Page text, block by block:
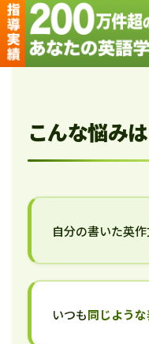
こんな悩み
自分の書いた英
いつも同じよう